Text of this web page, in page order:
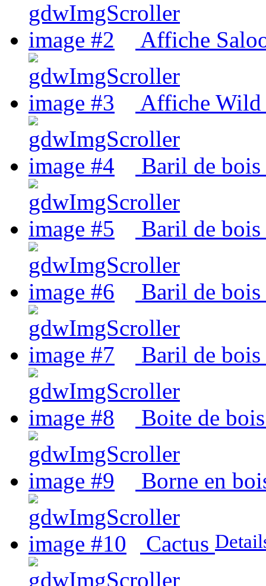
Affiche
Affiche Wild
Baril de bois
Baril de bois
Baril de bois
Baril de
Boite de
Borne en
Cactus